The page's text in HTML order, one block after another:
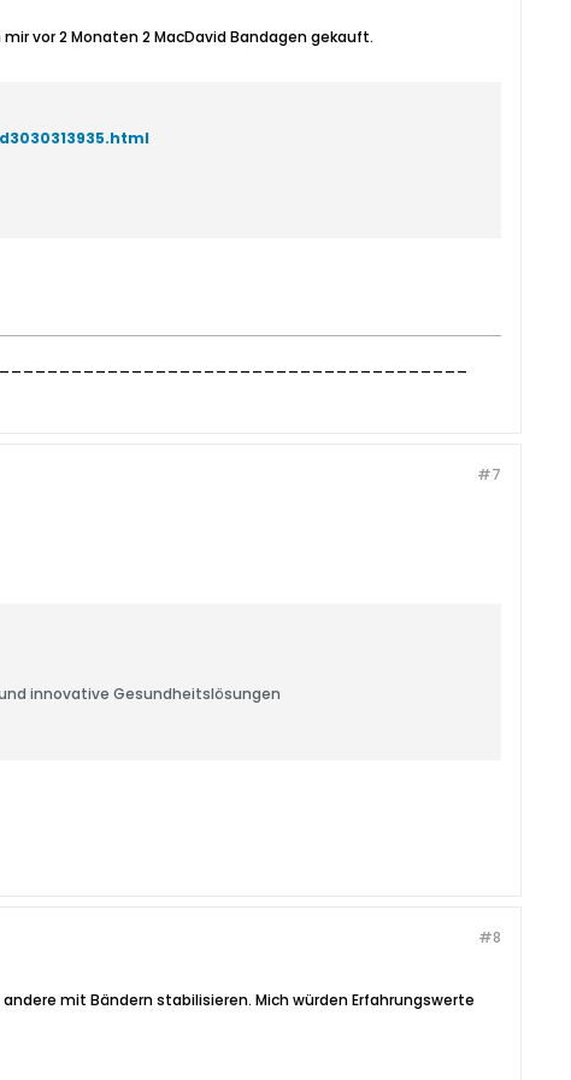
vor 2 Monaten 2 MacDavid Bandagen gekauft.
#7
innovative Gesundheitslösungen
#8
mit Bändern stabilisieren. Mich würden Erfahrungswerte